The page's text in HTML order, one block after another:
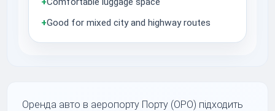
+Good for mixed city and highway routes
Оренда авто в аеропорту Порту (OPO) підходить